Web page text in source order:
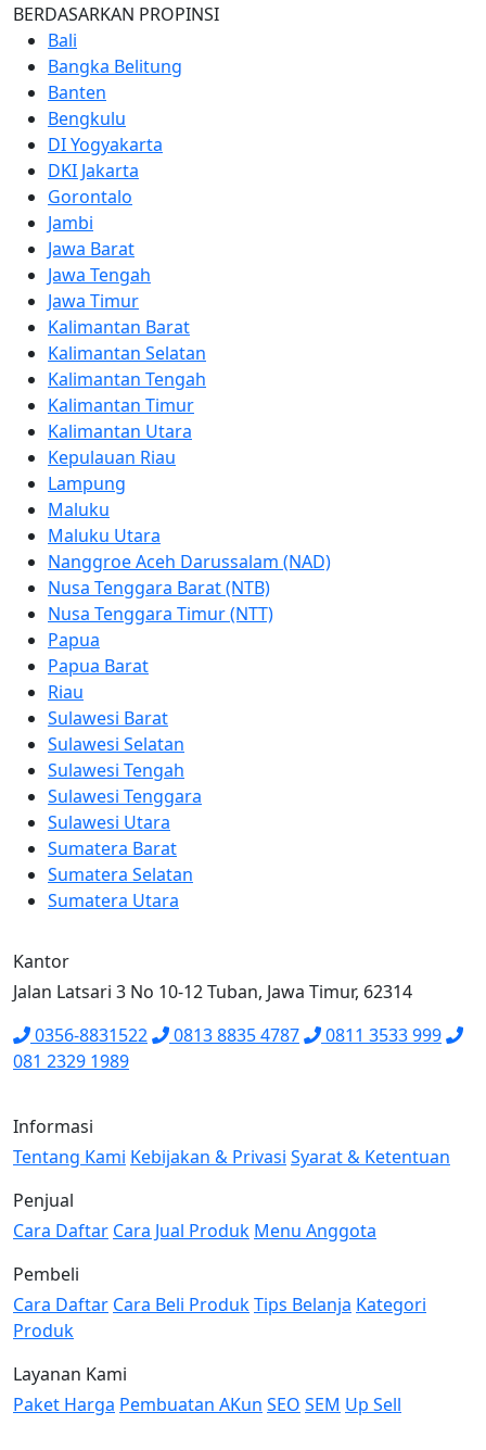
BERDASARKAN PROPINSI
Bali
Bangka Belitung
Banten
Bengkulu
DI Yogyakarta
DKI Jakarta
Gorontalo
Jambi
Jawa Barat
Jawa Tengah
Jawa Timur
Kalimantan Barat
Kalimantan Selatan
Kalimantan Tengah
Kalimantan Timur
Kalimantan Utara
Kepulauan Riau
Lampung
Maluku
Maluku Utara
Nanggroe Aceh Darussalam (NAD)
Nusa Tenggara Barat (NTB)
Nusa Tenggara Timur (NTT)
Papua
Papua Barat
Riau
Sulawesi Barat
Sulawesi Selatan
Sulawesi Tengah
Sulawesi Tenggara
Sulawesi Utara
Sumatera Barat
Sumatera Selatan
Sumatera Utara
Kantor
Jalan Latsari 3 No 10-12 Tuban, Jawa Timur, 62314
0356-8831522
0813 8835 4787
0811 3533 999
081 2329 1989
Informasi
Tentang Kami Kebijakan & Privasi Syarat & Ketentuan
Penjual
Cara Daftar Cara Jual Produk Menu Anggota
Pembeli
Cara Daftar Cara Beli ProdukTips Belanja Kategori
Produk
Layanan Kami
Paket Harga Pembuatan AKun SEO SEM Up Sell